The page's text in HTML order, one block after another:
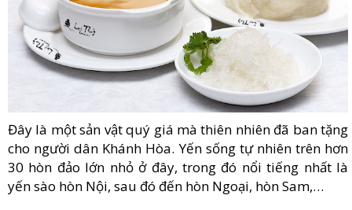
Đây là một sản vật quý giá mà thiên nhiên đã ban tặng
cho người dân Khánh Hòa. Yến sống tự nhiên trên hơn
30 hòn đảo lớn nhỏ ở đây, trong đó nổi tiếng nhất là
yến sào hòn Nội, sau đó đến hòn Ngoại, hòn Sam,…